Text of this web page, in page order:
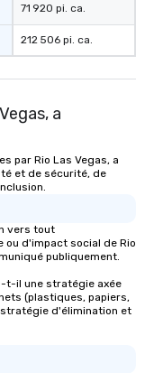
71 920 pi. ca.
212 506 pi. ca.
a
par Rio Las Vegas, a
et de sécurité, de
vers tout
d'impact social de Rio
publiquement.
t-il une stratégie axée
(plastiques, papiers,
d'élimination et